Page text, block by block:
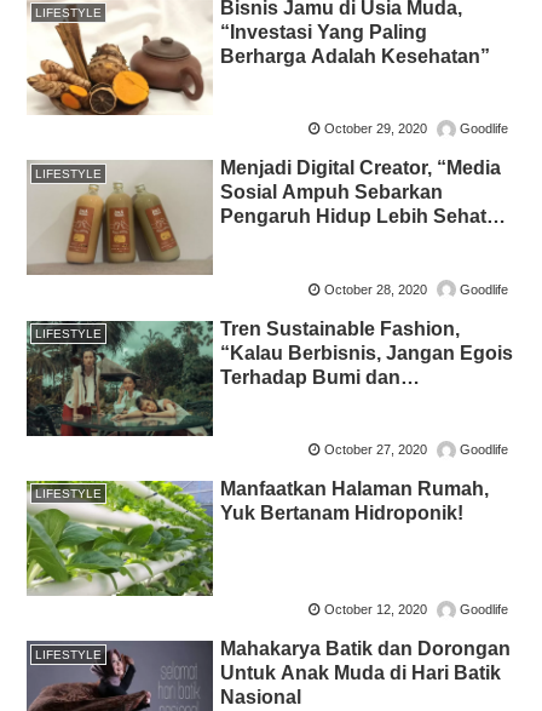
LIFESTYLE
Bisnis Jamu di Usia Muda,
“Investasi Yang Paling
Berharga Adalah Kesehatan”
October 29, 2020 Goodlife
LIFESTYLE
Menjadi Digital Creator, “Media
Sosial Ampuh Sebarkan
Pengaruh Hidup Lebih Sehat
October 28, 2020 Goodlife
LIFESTYLE
Tren Sustainable Fashion,
“Kalau Berbisnis, Jangan Egois
Terhadap Bumi dan
October 27, 2020 Goodlife
LIFESTYLE
Manfaatkan Halaman Rumah,
Yuk Bertanam Hidroponik!
October 12, 2020 Goodlife
LIFESTYLE
Mahakarya Batik dan Dorongan
Untuk Anak Muda di Hari Batik
Nasional